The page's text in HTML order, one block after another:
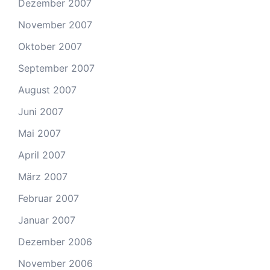
Dezember 2007
November 2007
Oktober 2007
September 2007
August 2007
Juni 2007
Mai 2007
April 2007
März 2007
Februar 2007
Januar 2007
Dezember 2006
November 2006